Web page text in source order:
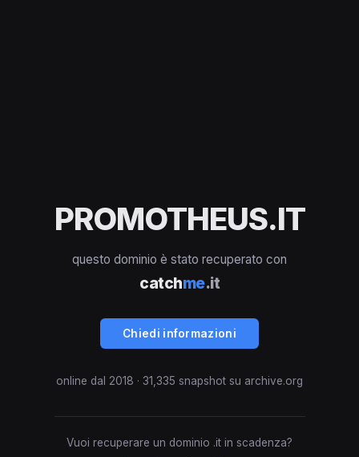
PROMOTHEUS.IT
questo dominio è stato recuperato con
catchme.it
Chiedi informazioni
online dal 2018 · 31,335 snapshot su archive.org
Vuoi recuperare un dominio .it in scadenza?